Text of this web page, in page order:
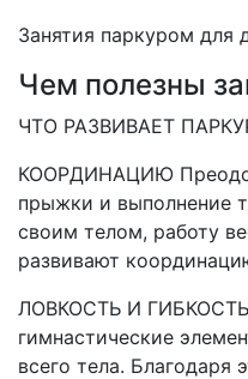
Занятия паркуром для
Чем полезны
ЧТО РАЗВИВАЕТ
КООРДИНАЦИЮ
прыжки и выполнение
своим телом, работу
развивают
ЛОВКОСТЬ И ГИБКОСТЬ
гимнастические
всего тела. Благодаря